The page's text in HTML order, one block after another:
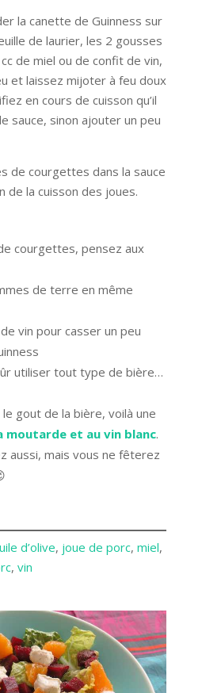
la canette de Guinness sur
de laurier, les 2 gousses
de miel ou de confit de vin,
et laissez mijoter à feu doux
en cours de cuisson qu’il
sauce, sinon ajouter un peu
de courgettes dans la sauce
de la cuisson des joues.
courgettes, pensez aux
de terre en même
vin pour casser un peu
utiliser tout type de bière…
le gout de la bière, voilà une
moutarde et au vin blanc.
aussi, mais vous ne fêterez
d’olive, joue de porc, miel
, vin